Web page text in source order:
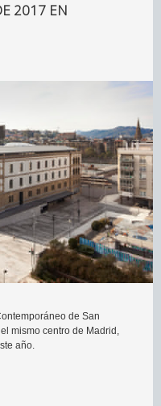
2017 EN
de San
mismo centro de Madrid,
año.